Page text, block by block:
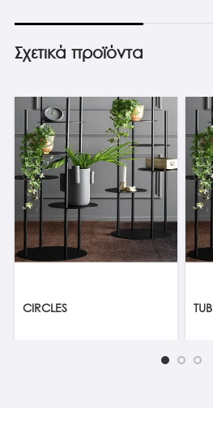
Σχετικά προϊόντα
CIRCLES